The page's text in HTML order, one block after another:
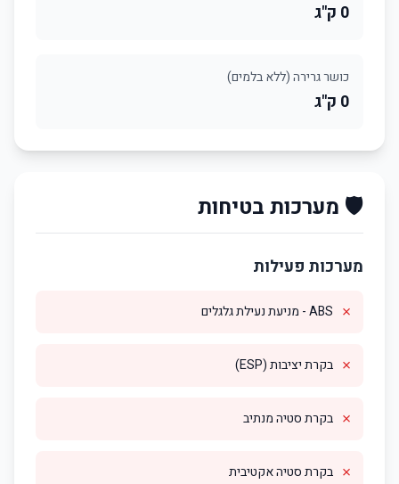
0 ק"ג
כושר גרירה (ללא בלמים)
0 ק"ג
🛡️ מערכות בטיחות
מערכות פעילות
✗ ABS - מניעת נעילת גלגלים
✗ בקרת יציבות (ESP)
✗ בקרת סטיה מנתיב
✗ בקרת סטיה אקטיבית